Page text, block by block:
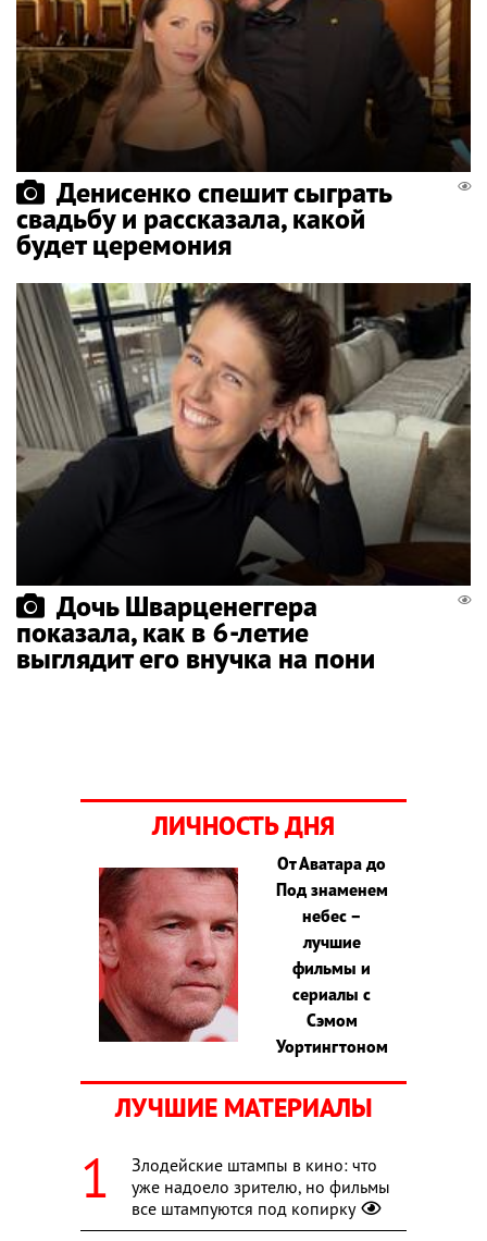
Денисенко спешит сыграть
свадьбу и рассказала, какой
будет церемония
Дочь Шварценеггера
показала, как в 6-летие
выглядит его внучка на пони
ЛИЧНОСТЬ ДНЯ
От Аватара до
Под знаменем
небес –
лучшие
фильмы и
сериалы с
Сэмом
Уортингтоном
ЛУЧШИЕ МАТЕРИАЛЫ
Злодейские штампы в кино: что
уже надоело зрителю, но фильмы
все штампуются под копирку